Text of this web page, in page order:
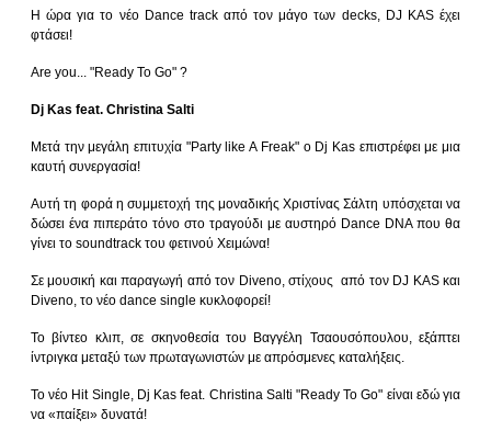
Η ώρα για το νέο Dance track από τον μάγο των decks, DJ KAS έχει
φτάσει!
Are you... "Ready To Go" ?
Dj Kas feat. Christina Salti
Μετά την μεγάλη επιτυχία "Party like A Freak" ο Dj Kas επιστρέφει με μια
καυτή συνεργασία!
Αυτή τη φορά η συμμετοχή της μοναδικής Χριστίνας Σάλτη υπόσχεται να
δώσει ένα πιπεράτο τόνο στο τραγούδι με αυστηρό Dance DNA που θα
γίνει το soundtrack του φετινού Χειμώνα!
Σε μουσική και παραγωγή από τον Diveno, στίχους από τον DJ KAS και
Diveno, το νέο dance single κυκλοφορεί!
Το βίντεο κλιπ, σε σκηνοθεσία του Βαγγέλη Τσαουσόπουλου, εξάπτει
ίντριγκα μεταξύ των πρωταγωνιστών με απρόσμενες καταλήξεις.
Το νέο Hit Single, Dj Kas feat. Christina Salti "Ready To Go" είναι εδώ για
να «παίξει» δυνατά!